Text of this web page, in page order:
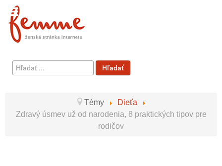
Hľadať
...
Hľadať
Témy
Dieťa
Zdravý úsmev už od narodenia, 8 praktických tipov pre
rodičov